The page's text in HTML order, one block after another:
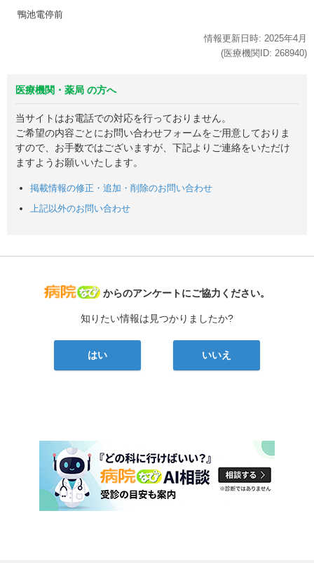
鴨池電停前
情報更新日時: 2025年4月
(医療機関ID: 268940)
医療機関・薬局 の方へ
当サイトはお電話での対応を行っておりません。
ご希望の内容ごとにお問い合わせフォームをご用意しておりま
すので、お手数ではございますが、下記よりご連絡をいただけ
ますようお願いいたします。
掲載情報の修正・追加・削除のお問い合わせ
上記以外のお問い合わせ
病院なび
からのアンケートにご協力ください。
知りたい情報は見つかりましたか?
はい いいえ